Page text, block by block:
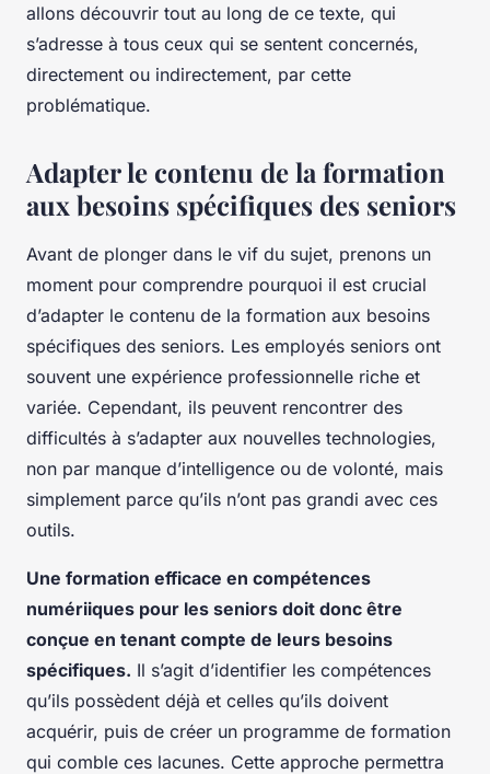
allons découvrir tout au long de ce texte, qui
s’adresse à tous ceux qui se sentent concernés,
directement ou indirectement, par cette
problématique.
Adapter le contenu de la formation
aux besoins spécifiques des seniors
Avant de plonger dans le vif du sujet, prenons un
moment pour comprendre pourquoi il est crucial
d’adapter le contenu de la formation aux besoins
spécifiques des seniors. Les employés seniors ont
souvent une expérience professionnelle riche et
variée. Cependant, ils peuvent rencontrer des
difficultés à s’adapter aux nouvelles technologies,
non par manque d’intelligence ou de volonté, mais
simplement parce qu’ils n’ont pas grandi avec ces
outils.
Une formation efficace en compétences
numériiques pour les seniors doit donc être
conçue en tenant compte de leurs besoins
spécifiques. Il s’agit d’identifier les compétences
qu’ils possèdent déjà et celles qu’ils doivent
acquérir, puis de créer un programme de formation
qui comble ces lacunes. Cette approche permettra